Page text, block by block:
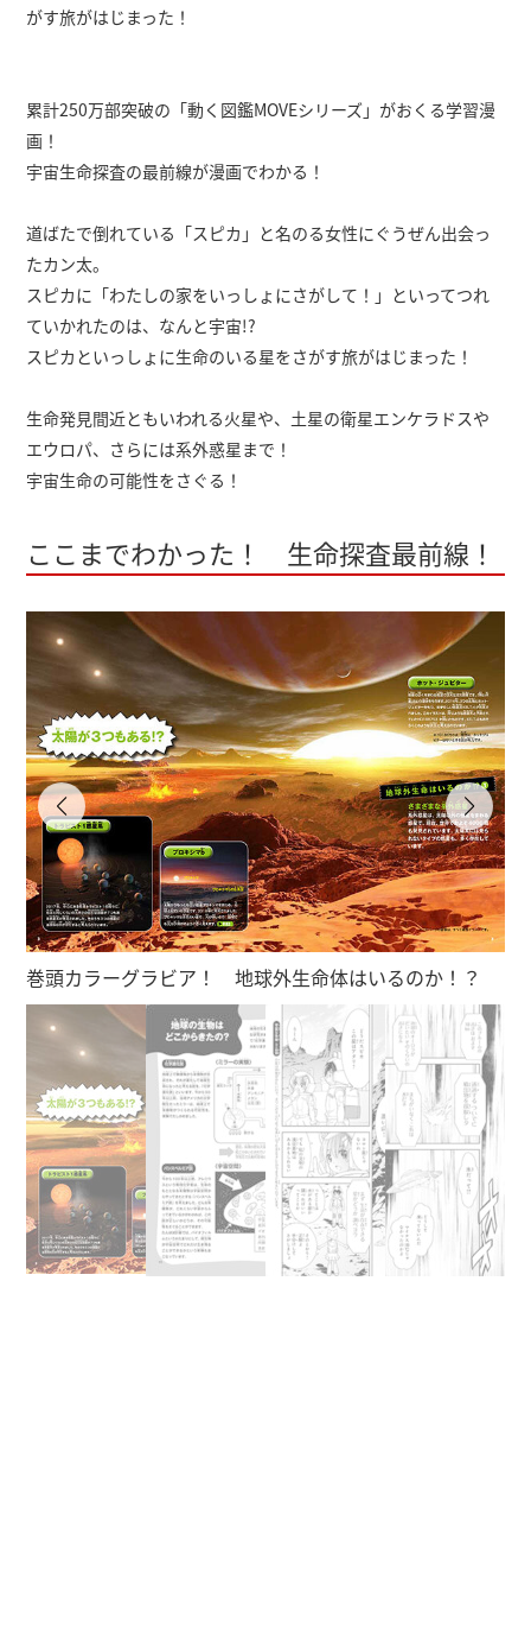
がす旅がはじまった！
累計250万部突破の「動く図鑑MOVEシリーズ」がおくる学習漫
画！
宇宙生命探査の最前線が漫画でわかる！
道ばたで倒れている「スピカ」と名のる女性にぐうぜん出会っ
たカン太。
スピカに「わたしの家をいっしょにさがして！」といってつれ
ていかれたのは、なんと宇宙!?
スピカといっしょに生命のいる星をさがす旅がはじまった！
生命発見間近ともいわれる火星や、土星の衛星エンケラドスや
エウロパ、さらには系外惑星まで！
宇宙生命の可能性をさぐる！
ここまでわかった！ 生命探査最前線！
巻頭カラーグラビア！ 地球外生命体はいるのか！？